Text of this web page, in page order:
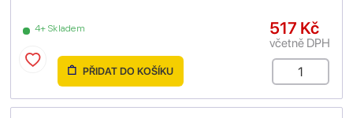
4+ Skladem 517 Kč
včetně DPH
PŘIDAT DO KOŠÍKU